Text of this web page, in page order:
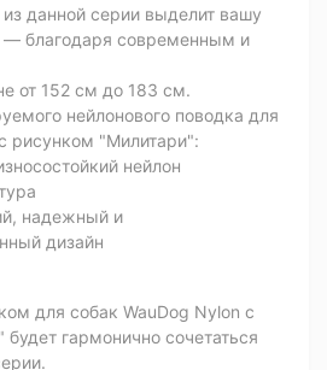
данной серии выделит вашу
— благодаря современным и
от 152 см до 183 см.
нейлонового поводка для
рисунком "Милитари":
нейлон
надежный и
дизайн
для собак WauDog Nylon с
гармонично сочетаться